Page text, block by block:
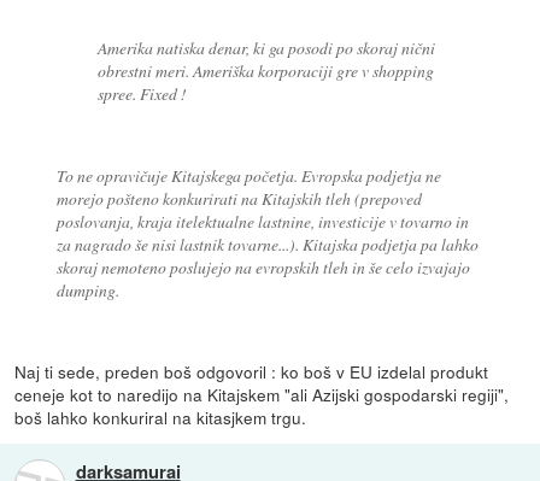
Amerika natiska denar, ki ga posodi po skoraj nični
obrestni meri. Ameriška korporaciji gre v shopping
spree. Fixed !
To ne opravičuje Kitajskega početja. Evropska podjetja ne
morejo pošteno konkurirati na Kitajskih tleh (prepoved
poslovanja, kraja itelektualne lastnine, investicije v tovarno in
za nagrado še nisi lastnik tovarne...). Kitajska podjetja pa lahko
skoraj nemoteno poslujejo na evropskih tleh in še celo izvajajo
dumping.
Naj ti sede, preden boš odgovoril : ko boš v EU izdelal produkt
ceneje kot to naredijo na Kitajskem "ali Azijski gospodarski regiji",
boš lahko konkuriral na kitasjkem trgu.
darksamurai